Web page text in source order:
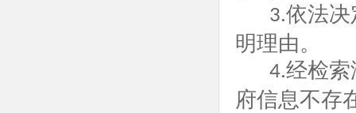
3.依法
明理由。
4.经检
府信息不存